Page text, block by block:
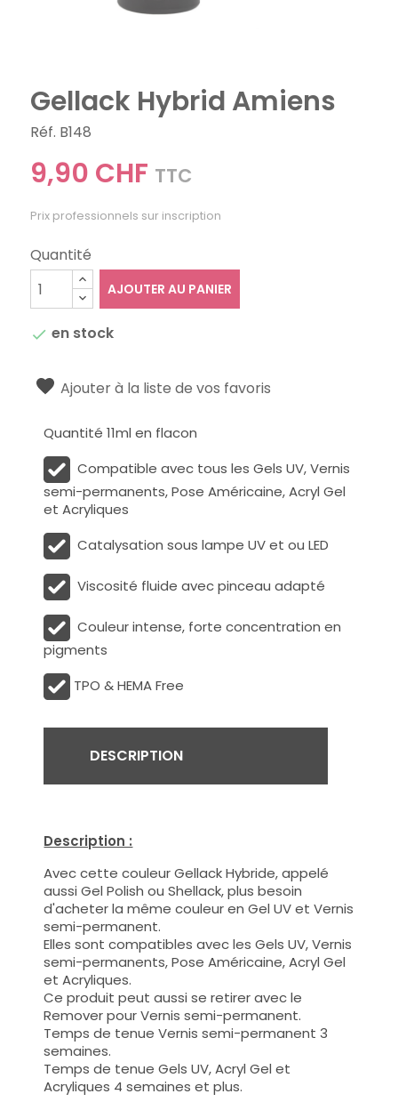
Gellack Hybrid Amiens
Réf. B148
9,90 CHF TTC
Prix professionnels sur inscription
Quantité
AJOUTER AU PANIER
 en stock
Ajouter à la liste de vos favoris
Quantité 11ml en flacon
Compatible avec tous les Gels UV, Vernis
semi-permanents, Pose Américaine, Acryl Gel
et Acryliques
Catalysation sous lampe UV et ou LED
Viscosité fluide avec pinceau adapté
Couleur intense, forte concentration en
pigments
TPO & HEMA Free
DESCRIPTION
Description :
Avec cette couleur Gellack Hybride, appelé
aussi Gel Polish ou Shellack, plus besoin
d'acheter la même couleur en Gel UV et Vernis
semi-permanent.
Elles sont compatibles avec les Gels UV, Vernis
semi-permanents, Pose Américaine, Acryl Gel
et Acryliques.
Ce produit peut aussi se retirer avec le
Remover pour Vernis semi-permanent.
Temps de tenue Vernis semi-permanent 3
semaines.
Temps de tenue Gels UV, Acryl Gel et
Acryliques 4 semaines et plus.